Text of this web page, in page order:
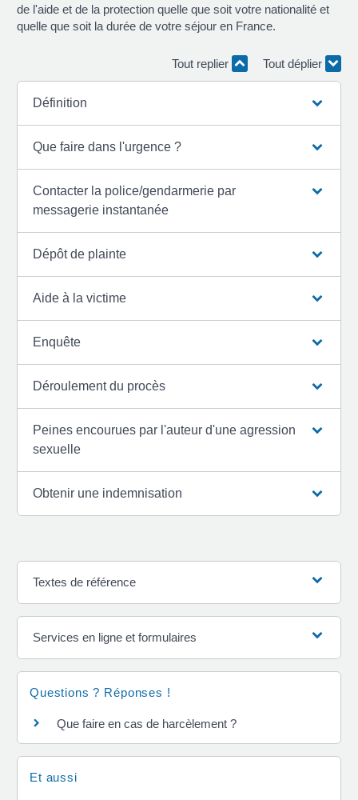
de l'aide et de la protection quelle que soit votre nationalité et
quelle que soit la durée de votre séjour en France.
Tout replier Tout déplier
Définition
Que faire dans l'urgence ?
Contacter la police/gendarmerie par
messagerie instantanée
Dépôt de plainte
Aide à la victime
Enquête
Déroulement du procès
Peines encourues par l'auteur d'une agression
sexuelle
Obtenir une indemnisation
Textes de référence
Services en ligne et formulaires
Questions ? Réponses !
Que faire en cas de harcèlement ?
Et aussi